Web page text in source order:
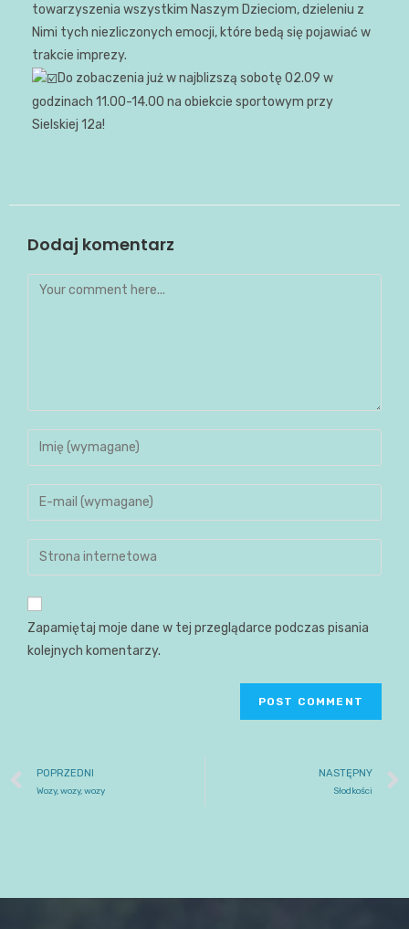
towarzyszenia wszystkim Naszym Dzieciom, dzieleniu z
Nimi tych niezliczonych emocji, które bedą się pojawiać w
trakcie imprezy.
Do zobaczenia już w najblizszą sobotę 02.09 w
godzinach 11.00-14.00 na obiekcie sportowym przy
Sielskiej 12a!
Dodaj komentarz
Zapamiętaj moje dane w tej przeglądarce podczas pisania
kolejnych komentarzy.
POPRZEDNI
Wozy, wozy, wozy
NASTĘPNY
Słodkości